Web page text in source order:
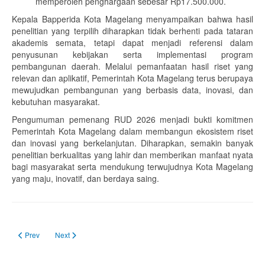
Kepala Bapperida Kota Magelang menyampaikan bahwa hasil
penelitian yang terpilih diharapkan tidak berhenti pada tataran
akademis semata, tetapi dapat menjadi referensi dalam
penyusunan kebijakan serta implementasi program
pembangunan daerah. Melalui pemanfaatan hasil riset yang
relevan dan aplikatif, Pemerintah Kota Magelang terus berupaya
mewujudkan pembangunan yang berbasis data, inovasi, dan
kebutuhan masyarakat.
Pengumuman pemenang RUD 2026 menjadi bukti komitmen
Pemerintah Kota Magelang dalam membangun ekosistem riset
dan inovasi yang berkelanjutan. Diharapkan, semakin banyak
penelitian berkualitas yang lahir dan memberikan manfaat nyata
bagi masyarakat serta mendukung terwujudnya Kota Magelang
yang maju, inovatif, dan berdaya saing.
Previous article: PETARUNG Kawasan, Inovasi Digital Kota Magelang
Prev Next article: Bapperida Kota Magelang Gelar Evaluasi Hasil
Next